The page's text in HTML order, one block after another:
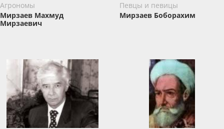
Агрономы
Мирзаев Махмуд
Мирзаевич
Певцы и певицы
Мирзаев Боборахим